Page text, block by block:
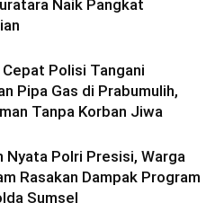
Naik Pangkat
Polisi Tangani
Pipa Gas di Prabumulih,
Tanpa Korban Jiwa
Nyata Polri Presisi, Warga
Rasakan Dampak Program
Sumsel